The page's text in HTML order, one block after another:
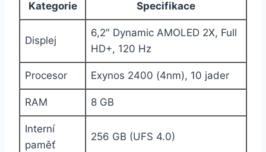
Kategorie Specifikace
Displej
6,2″ Dynamic AMOLED 2X, Full
HD+, 120 Hz
Procesor Exynos 2400 (4nm), 10 jader
RAM 8 GB
Interní
paměť
256 GB (UFS 4.0)